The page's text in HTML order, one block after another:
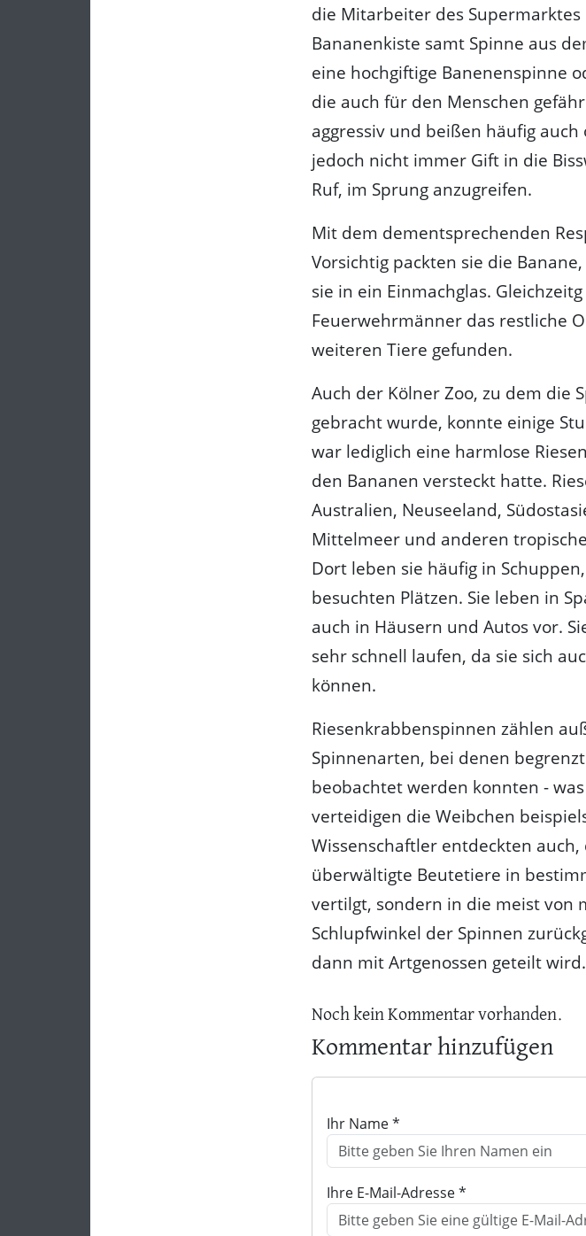
die Mitarbeiter des
Bananenkiste samt Spinne aus
eine hochgiftige Banenenspinne
die auch für den Menschen
aggressiv und beißen häufig
jedoch nicht immer Gift in die
Ruf, im Sprung anzugreifen.
Mit dem dementsprechenden
Vorsichtig packten sie die
sie in ein Einmachglas.
Feuerwehrmänner das restliche
weiteren Tiere gefunden.
Auch der Kölner Zoo, zu dem die
gebracht wurde, konnte einige
war lediglich eine harmlose
den Bananen versteckt hatte.
Australien, Neuseeland,
Mittelmeer und anderen
Dort leben sie häufig in
besuchten Plätzen. Sie leben in
auch in Häusern und Autos vor.
sehr schnell laufen, da sie sich
können.
Riesenkrabbenspinnen zählen
Spinnenarten, bei denen
beobachtet werden konnten -
verteidigen die Weibchen
Wissenschaftler entdeckten
überwältigte Beutetiere in
vertilgt, sondern in die meist von
Schlupfwinkel der Spinnen
dann mit Artgenossen geteilt wird.
Noch kein Kommentar vorhanden.
Kommentar hinzufügen
Ihr Name *
Ihre E-Mail-Adresse *